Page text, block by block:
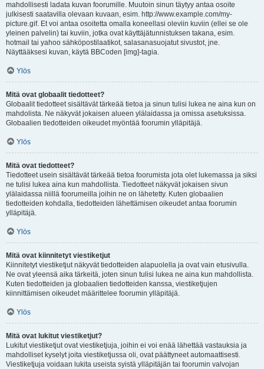
mahdollisesti ladata kuvan foorumille. Muutoin sinun täytyy antaa osoite
julkisesti saatavilla olevaan kuvaan, esim. http://www.example.com/my-
picture.gif. Et voi antaa osoitetta omalla koneellasi oleviin kuviin (ellei se ole
yleinen palvelin) tai kuviin, jotka ovat käyttäjätunnistuksen takana, esim.
hotmail tai yahoo sähköpostilaatikot, salasanasuojatut sivustot, jne.
Näyttääksesi kuvan, käytä BBCoden [img]-tagia.
Ylös
Mitä ovat globaalit tiedotteet?
Globaalit tiedotteet sisältävät tärkeää tietoa ja sinun tulisi lukea ne aina kun on
mahdolista. Ne näkyvät jokaisen alueen ylälaidassa ja omissa asetuksissa.
Globaalien tiedotteiden oikeudet myöntää foorumin ylläpitäjä.
Ylös
Mitä ovat tiedotteet?
Tiedotteet usein sisältävät tärkeää tietoa foorumista jota olet lukemassa ja siksi
ne tulisi lukea aina kun mahdollista. Tiedotteet näkyvät jokaisen sivun
ylälaidassa niillä foorumeilla joihin ne on lähetetty. Kuten globaalien
tiedotteiden kohdalla, tiedotteiden lähettämisen oikeudet antaa foorumin
ylläpitäjä.
Ylös
Mitä ovat kiinnitetyt viestiketjut
Kiinnitetyt viestiketjut näkyvät tiedotteiden alapuolella ja ovat vain etusivulla.
Ne ovat yleensä aika tärkeitä, joten sinun tulisi lukea ne aina kun mahdollista.
Kuten tiedotteiden ja globaalien tiedotteiden kanssa, viestiketjujen
kiinnittämisen oikeudet määrittelee foorumin ylläpitäjä.
Ylös
Mitä ovat lukitut viestiketjut?
Lukitut viestiketjut ovat viestiketjuja, joihin ei voi enää lähettää vastauksia ja
mahdolliset kyselyt joita viestiketjussa oli, ovat päättyneet automaattisesti.
Viestiketjuja voidaan lukita useista syistä ylläpitäjän tai foorumin valvojan